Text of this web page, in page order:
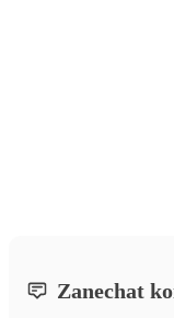
Zanechat